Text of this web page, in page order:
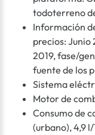
todoterreno
Información
precios: Junio
2019, fase/
fuente de los
Sistema
Motor de
Consumo de
(urbano), 4,9